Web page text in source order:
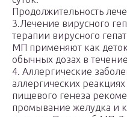
Продолжительность
3.Лечение вирусного
терапии вирусного
МП применяют как
обычных дозах в
4. Аллергические
аллергических
пищевого генеза
промывание желудка и